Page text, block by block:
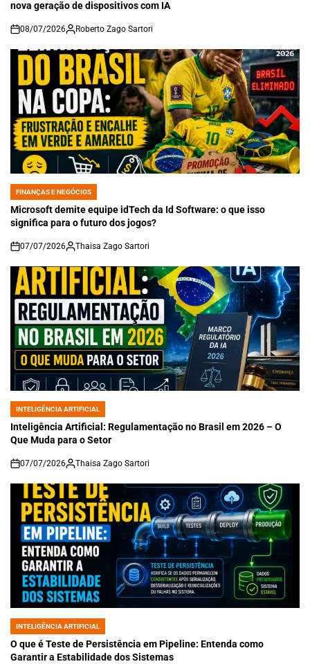
nova geração de dispositivos com IA
on
08/07/2026 Roberto Zago Sartori
POSTED
IN
FINANÇAS E NEGÓCIOS
Microsoft demite equipe idTech da Id Software: o que isso
significa para o futuro dos jogos?
on
07/07/2026 Thaisa Zago Sartori
POSTED
IN
INTELIGÊNCIA ARTIFICIAL
Inteligência Artificial: Regulamentação no Brasil em 2026 – O
Que Muda para o Setor
on
07/07/2026 Thaisa Zago Sartori
POSTED
IN
INTELIGÊNCIA ARTIFICIAL
O que é Teste de Persistência em Pipeline: Entenda como
Garantir a Estabilidade dos Sistemas